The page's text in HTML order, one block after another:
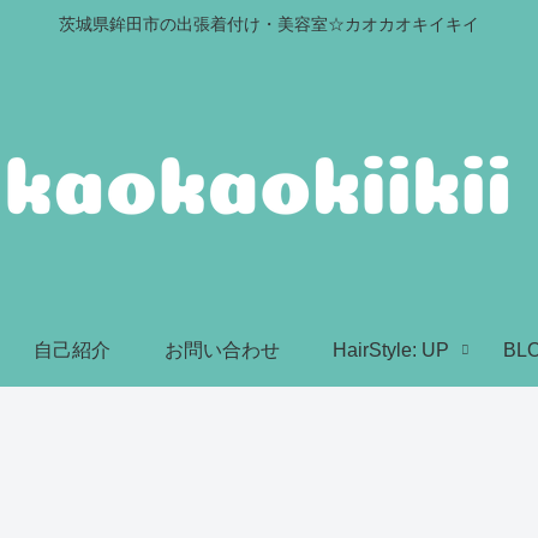
茨城県鉾田市の出張着付け・美容室☆カオカオキイキイ
自己紹介 お問い合わせ HairStyle: UP